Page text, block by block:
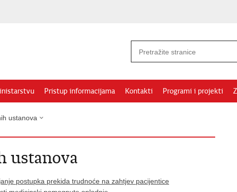
Pristup informacijama Kontakti Programi i projekti
ustanova
ustanova
postupka prekida trudnoće na zahtjev pacijentice